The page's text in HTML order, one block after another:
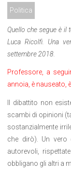
Politica
Quello che segue è il
Luca Ricolfi. Una
settembre 2018.
Professore, a
annoia, è nauseato,
Il dibattito non
scambi di opinioni
sostanzialmente
che dirò). Un vero
autorevoli,
obbligano gli altri a